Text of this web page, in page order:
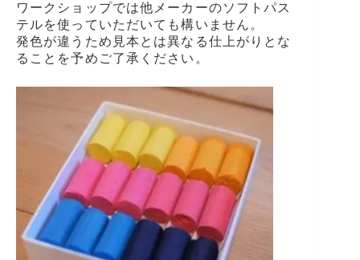
ワークショップでは他メーカーのソフトパス
テルを使っていただいても構いません。
発色が違うため見本とは異なる仕上がりとな
ることを予めご了承ください。